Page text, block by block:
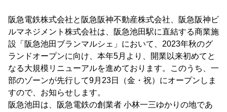
阪急電鉄株式会社と阪急阪神不動産株式会社、阪急阪神ビ
ルマネジメント株式会社は、阪急池田駅に直結する商業施
設「阪急池田ブランマルシェ」において、2023年秋のグ
ランドオープンに向け、本年5月より、開業以来初めてと
なる大規模リニューアルを進めております。このうち、一
部のゾーンが先行して9月23日（金・祝）にオープンしま
すので、お知らせします。
阪急池田は、阪急電鉄の創業者 小林一三ゆかりの地であ